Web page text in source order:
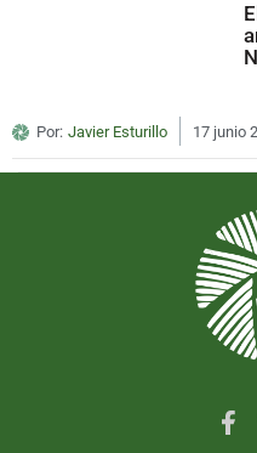
Por: Javier Esturillo 17 junio